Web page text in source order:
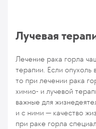
Лучевая
Лечение рака горла
терапии. Если опухоль
то при лечении рака
химио- и лучевой
важные для
и с ними — качество
при раке горла